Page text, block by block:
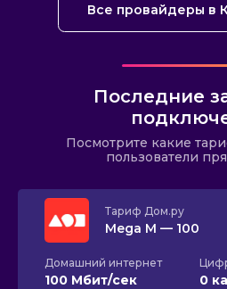
Все провайдеры в
Последние
Посмотрите какие
пользователи
Тариф Дом.ру
Mega M — 100
Домашний интернет
100 Мбит/сек 0